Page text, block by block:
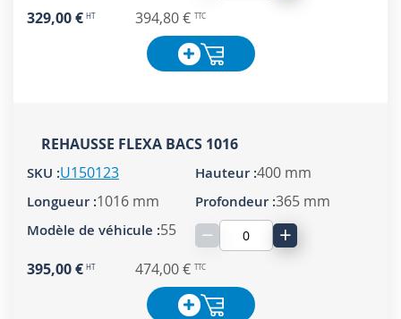
329,00 € 394,80 €
REHAUSSE FLEXA BACS 1016
U150123
400 mm
1016 mm
365 mm
55
− +
395,00 € 474,00 €